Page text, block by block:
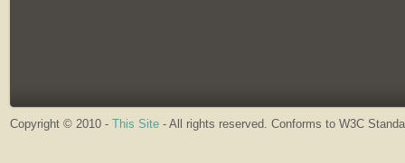
Copyright © 2010 - This Site - All rights reserved. Conforms to W3C